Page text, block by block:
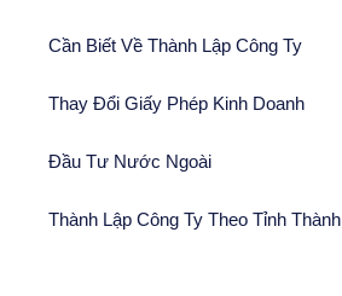
Cần Biết Về Thành Lập Công Ty
Thay Đổi Giấy Phép Kinh Doanh
Đầu Tư Nước Ngoài
Thành Lập Công Ty Theo Tỉnh Thành